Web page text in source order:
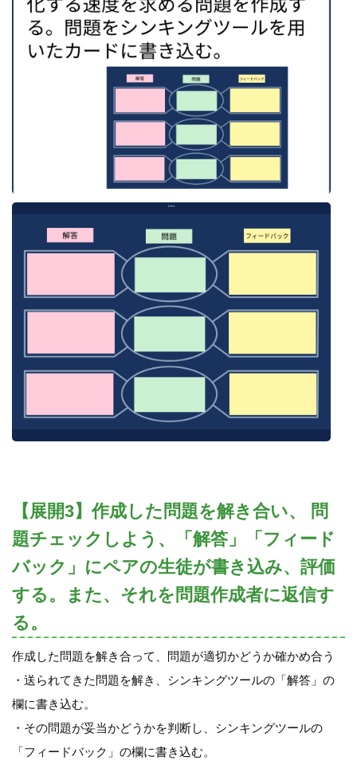
【展開3】作成した問題を解き合い、 問
題チェックしよう、「解答」「フィード
バック」にペアの生徒が書き込み、評価
する。また、それを問題作成者に返信す
る。
作成した問題を解き合って、問題が適切かどうか確かめ合う
・送られてきた問題を解き、シンキングツールの「解答」の
欄に書き込む。
・その問題が妥当かどうかを判断し、シンキングツールの
「フィードバック」の欄に書き込む。